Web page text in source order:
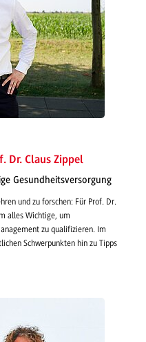
Dr. Claus Zippel
Gesundheitsversorgung
und zu forschen: Für Prof. Dr.
alles Wichtige, um
zu qualifizieren. Im
Schwerpunkten hin zu Tipps